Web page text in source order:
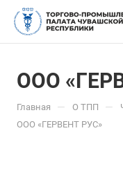
ООО
Главная — О ТПП —
ООО «ГЕРВЕНТ РУС»